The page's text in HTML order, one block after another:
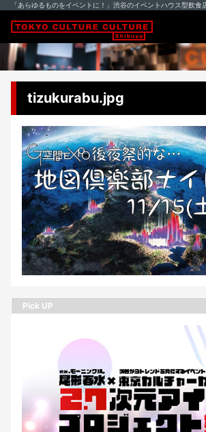
「あらゆるものをイベントに！」渋谷のイベントハウス型飲食
tizukurabu.jpg
Pick UP